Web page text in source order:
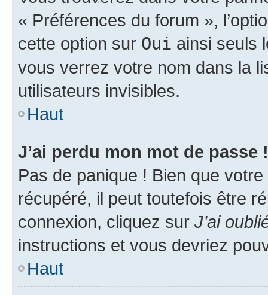
« Préférences du forum »,
cette option sur Oui ainsi seuls
vous verrez votre nom dans la
utilisateurs invisibles.
Haut
J’ai perdu mon mot de passe !
Pas de panique ! Bien que
récupéré, il peut toutefois être
connexion, cliquez sur J’ai
instructions et vous devriez
Haut